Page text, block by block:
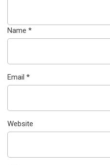
Name *
Email *
Website